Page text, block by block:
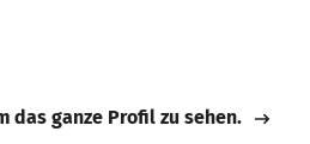
das ganze Profil zu sehen.